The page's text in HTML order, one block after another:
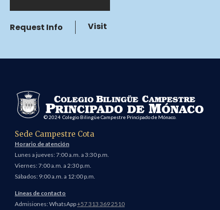
Request Info Visit
© 2024 Colegio Bilingüe Campestre Principado de Mónaco.
Sede Campestre Cota
Horario de atención
Lunes a jueves: 7:00 a.m. a 3:30 p.m.
Viernes: 7:00 a.m. a 2:30 p.m.
Sábados: 9:00 a.m. a 12:00 p.m.
Líneas de contacto
Admisiones: WhatsApp+57 313 369 2510